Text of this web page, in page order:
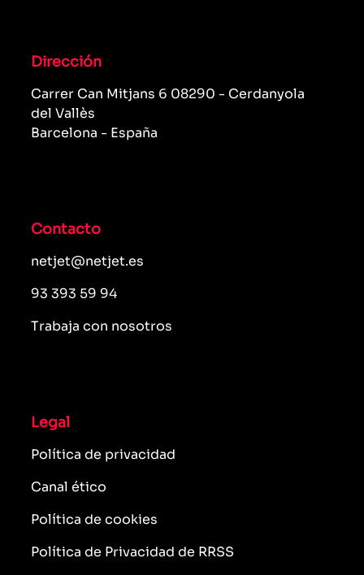
Dirección
Carrer Can Mitjans 6 08290 - Cerdanyola
del Vallès
Barcelona - España
Contacto
netjet@netjet.es
93 393 59 94
Trabaja con nosotros
Legal
Política de privacidad
Canal ético
Política de cookies
Política de Privacidad de RRSS